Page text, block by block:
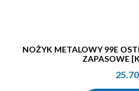
NOŻYK METALOWY 99E OSTRZE CHOWANE 3 OSTRZA
ZAPASOWE
25.70